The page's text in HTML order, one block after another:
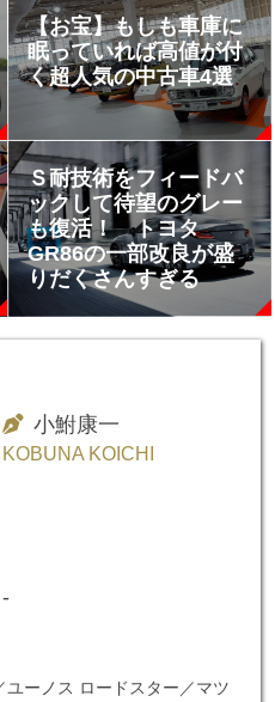
【お宝】もしも車庫に
眠っていれば高値が付
く超人気の中古車4選
Ｓ耐技術をフィードバ
ックして待望のグレー
も復活！ トヨタ
GR86の一部改良が盛
りだくさんすぎる
小鮒康一
KOBUNA KOICHI
-
ユーノス ロードスター／マツ